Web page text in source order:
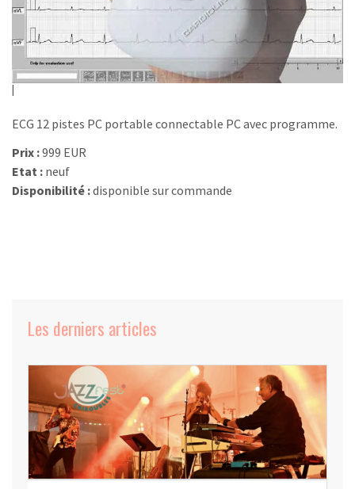
ECG 12 pistes PC portable connectable PC avec programme.
Prix :999 EUR
Etat : neuf
Disponibilité :disponible sur commande
Les derniers articles